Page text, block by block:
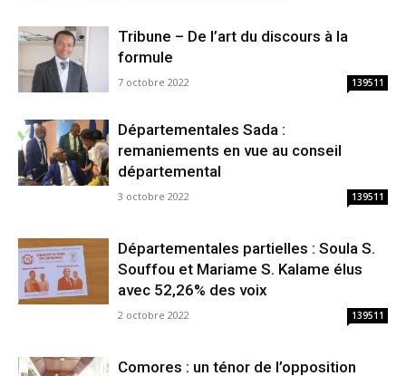
Tribune – De l’art du discours à la
formule
7 octobre 2022 139511
Départementales Sada :
remaniements en vue au conseil
départemental
3 octobre 2022 139511
Départementales partielles : Soula S.
Souffou et Mariame S. Kalame élus
avec 52,26% des voix
2 octobre 2022 139511
Comores : un ténor de l’opposition